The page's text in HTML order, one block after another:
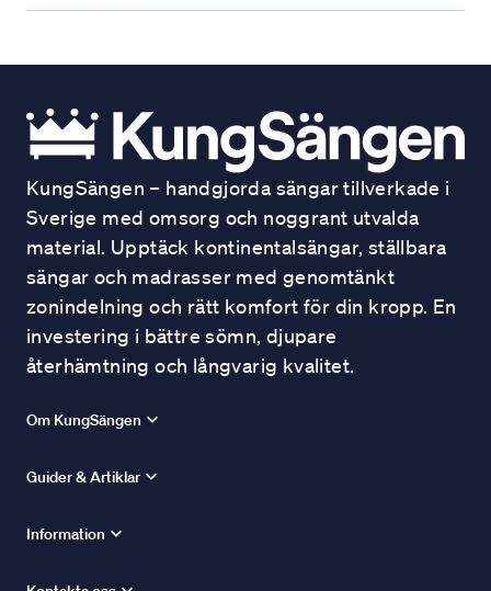
KungSängen – handgjorda sängar tillverkade i
Sverige med omsorg och noggrant utvalda
material. Upptäck kontinentalsängar, ställbara
sängar och madrasser med genomtänkt
zonindelning och rätt komfort för din kropp. En
investering i bättre sömn, djupare
återhämtning och långvarig kvalitet.
Om KungSängen
Guider & Artiklar
Information